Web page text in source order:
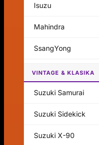
Isuzu
Mahindra
SsangYong
VINTAGE & KLASIKA
Suzuki Samurai
Suzuki Sidekick
Suzuki X-90